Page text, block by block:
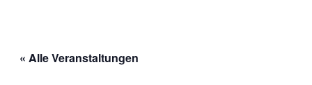
« Alle Veranstaltungen